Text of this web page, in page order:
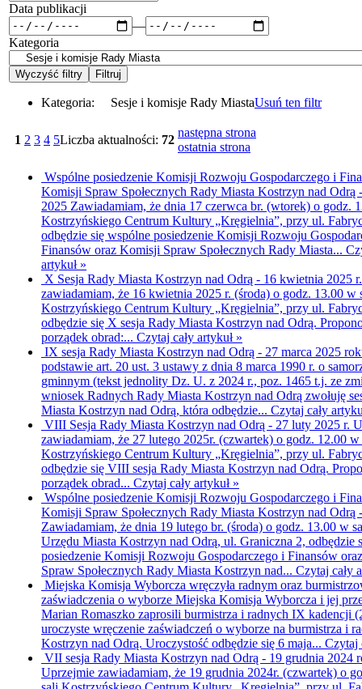
Data publikacji
—
Kategoria
Kategoria: Sesje i komisje Rady MiastaUsuń ten filtr
1 2 3 4 5Liczba aktualności: 72
następna strona
ostatnia strona
Wspólne posiedzenie Komisji Rozwoju Gospodarczego i
Komisji Spraw Społecznych Rady Miasta Kostrzyn nad Odrą
2025 Zawiadamiam, że dnia 17 czerwca br. (wtorek) o godz.
Kostrzyńskiego Centrum Kultury „Kręgielnia”, przy ul.
odbędzie się wspólne posiedzenie Komisji Rozwoju
Finansów oraz Komisji Spraw Społecznych Rady Miasta...
artykuł »
X Sesja Rady Miasta Kostrzyn nad Odrą - 16 kwietnia 2025
zawiadamiam, że 16 kwietnia 2025 r. (środa) o godz. 13.00 w
Kostrzyńskiego Centrum Kultury „Kręgielnia”, przy ul.
odbędzie się X sesja Rady Miasta Kostrzyn nad Odrą.
porządek obrad:... Czytaj cały artykuł »
IX sesja Rady Miasta Kostrzyn nad Odrą - 27 marca 2025
podstawie art. 20 ust. 3 ustawy z dnia 8 marca 1990 r. o
gminnym (tekst jednolity Dz. U. z 2024 r., poz. 1465 t.j. ze
wniosek Radnych Rady Miasta Kostrzyn nad Odrą zwołuję
Miasta Kostrzyn nad Odrą, która odbędzie... Czytaj cały
VIII Sesja Rady Miasta Kostrzyn nad Odrą - 27 luty 2025 r.
zawiadamiam, że 27 lutego 2025r. (czwartek) o godz. 12.00 w
Kostrzyńskiego Centrum Kultury „Kręgielnia”, przy ul.
odbędzie się VIII sesja Rady Miasta Kostrzyn nad Odrą.
porządek obrad... Czytaj cały artykuł »
Wspólne posiedzenie Komisji Rozwoju Gospodarczego i
Komisji Spraw Społecznych Rady Miasta Kostrzyn nad Odrą
Zawiadamiam, że dnia 19 lutego br. (środa) o godz. 13.00 w
Urzędu Miasta Kostrzyn nad Odrą, ul. Graniczna 2, odbędzie
posiedzenie Komisji Rozwoju Gospodarczego i Finansów
Spraw Społecznych Rady Miasta Kostrzyn nad... Czytaj cały
Miejska Komisja Wyborcza wręczyła radnym oraz
zaświadczenia o wyborze Miejska Komisja Wyborcza i jej
Marian Romaszko zaprosili burmistrza i radnych IX kadencji
uroczyste wręczenie zaświadczeń o wyborze na burmistrza i
Kostrzyn nad Odrą. Uroczystość odbędzie się 6 maja... Czytaj
VII sesja Rady Miasta Kostrzyn nad Odrą - 19 grudnia 2024
Uprzejmie zawiadamiam, że 19 grudnia 2024r. (czwartek) o